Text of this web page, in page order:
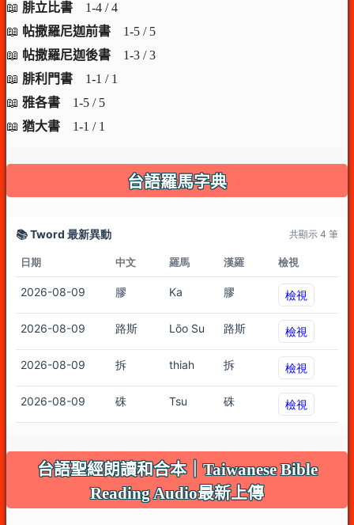
📖 腓立比書 1-4 / 4
📖 帖撒羅尼迦前書 1-5 / 5
📖 帖撒羅尼迦後書 1-3 / 3
📖 腓利門書 1-1 / 1
📖 雅各書 1-5 / 5
📖 猶大書 1-1 / 1
台語羅馬字典
台語聖經朗讀和合本｜Taiwanese Bible
Reading Audio最新上傳